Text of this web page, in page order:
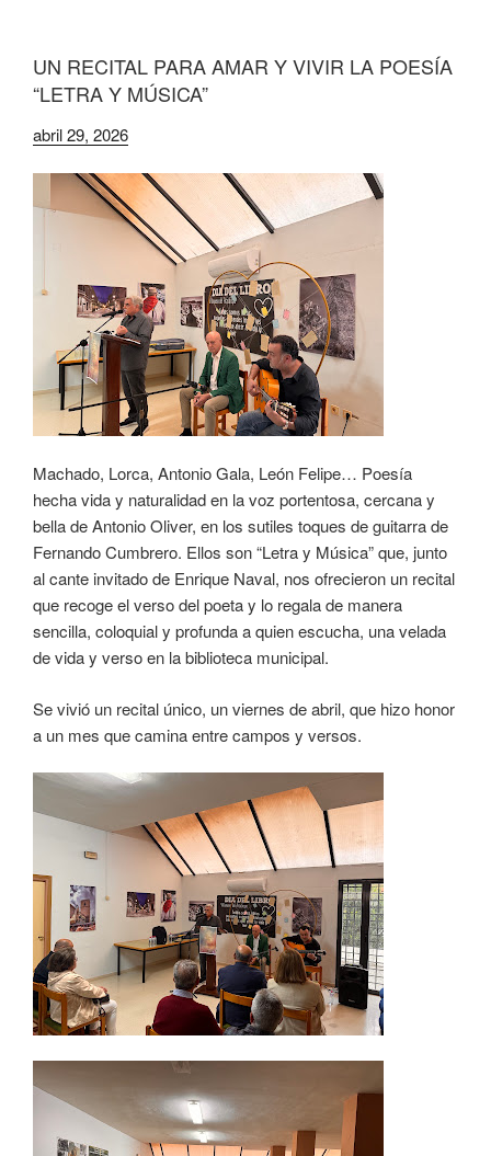
UN RECITAL PARA AMAR Y VIVIR LA POESÍA
“LETRA Y MÚSICA”
abril 29, 2026
Machado, Lorca, Antonio Gala, León Felipe… Poesía
hecha vida y naturalidad en la voz portentosa, cercana y
bella de Antonio Oliver, en los sutiles toques de guitarra de
Fernando Cumbrero. Ellos son “Letra y Música” que, junto
al cante invitado de Enrique Naval, nos ofrecieron un recital
que recoge el verso del poeta y lo regala de manera
sencilla, coloquial y profunda a quien escucha, una velada
de vida y verso en la biblioteca municipal.
Se vivió un recital único, un viernes de abril, que hizo honor
a un mes que camina entre campos y versos.